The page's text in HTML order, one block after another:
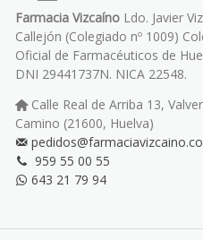
Farmacia Vizcaíno Ldo. Javier
Callejón (Colegiado nº 1009)
Oficial de Farmacéuticos de
DNI 29441737N. NICA 22548.
Calle Real de Arriba 13,
Camino (21600, Huelva)
959 55 00 55
643 21 79 94